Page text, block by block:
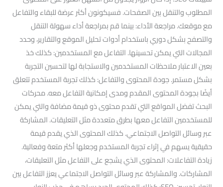
المطلوب والتنقل بين الصفحات. فسيكونون أكثر عرضة للبقاء والتفاعل
مع موقعك. مراجعة الأداء: بينما قم بمراجعة أداء سهولة التنقل
والتصفح بشكل دوري باستخدام أدوات تحليل الموقع والتقارير، وحدد
المجالات التي يمكن تحسينها. التفاعل مع المستخدمين: كذلك خذ
بعين الاعتبار ملاحظات المستخدمين والاستجابة لها لتحسين التجربة
بشكل مستمر. جودة المحتوى والتفاعل: كذلك تجربة المستخدم تتعلق
أيضًا بجودة المحتوى المقدم ومدى إمكانية التفاعل معه. محركات
البحث تفضل المواقع التي تقدم محتوى ذو قيمة مضافة والتي يمكن
للمستخدمين التفاعل معها بطرق متعددة مثل التعليقات. المشاركة
عبر وسائل التواصل الاجتماعي. كذلك المحتوى الذي يقدم قيمة
حقيقية يسهم في إثراء تجربة المستخدم وجعلها أكثر متعة وفعالية.
زيادة التفاعلات: المحتوى الذي يشجع على التفاعل مثل التعليقات،
المشاركات. والمشاركة عبر وسائل التواصل الاجتماعي يعزز التفاعل بين